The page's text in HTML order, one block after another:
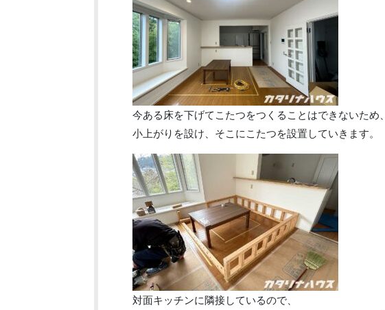
今ある床を下げてこたつをつくることはできないため、
小上がりを設け、そこにこたつを設置していきます。
対面キッチンに隣接しているので、